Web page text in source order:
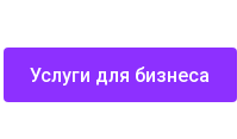
Услуги для бизнеса